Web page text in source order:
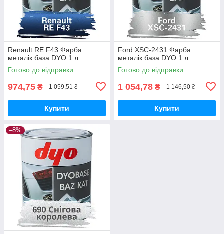
Renault RE F43 Фарба
металік база DYO 1 л
Готово до відправки
974,75 ₴ 1 059,51 ₴
Купити
Ford XSC-2431 Фарба
металік база DYO 1 л
Готово до відправки
1 054,78 ₴ 1 146,50 ₴
Купити
–8%